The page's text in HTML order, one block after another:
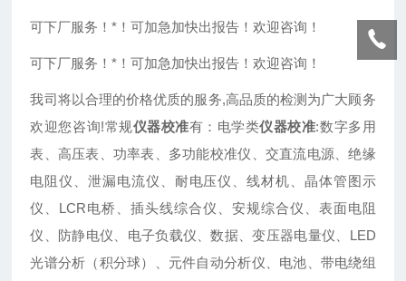
可下厂服务！*！可加急加快出报告！欢迎咨询！
可下厂服务！*！可加急加快出报告！欢迎咨询！
我司将以合理的价格优质的服务,高品质的检测为广大顾务
欢迎您咨询!常规仪器校准有：电学类仪器校准:数字多用
表、高压表、功率表、多功能校准仪、交直流电源、绝缘
电阻仪、泄漏电流仪、耐电压仪、线材机、晶体管图示
仪、LCR电桥、插头线综合仪、安规综合仪、表面电阻
仪、防静电仪、电子负载仪、数据、变压器电量仪、LED
光谱分析（积分球）、元件自动分析仪、电池、带电绕组